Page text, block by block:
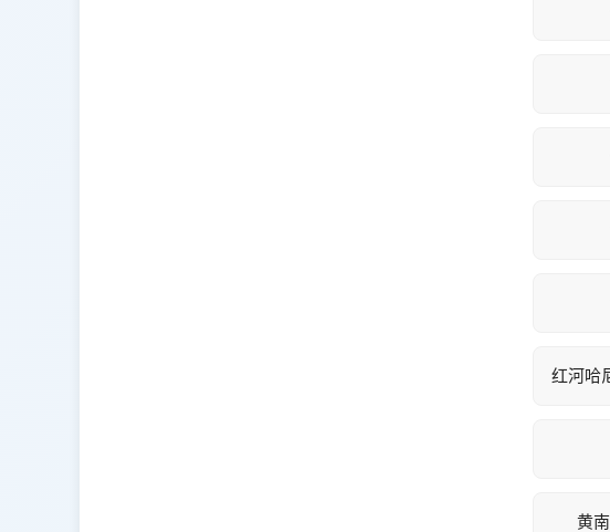
红河哈
黄